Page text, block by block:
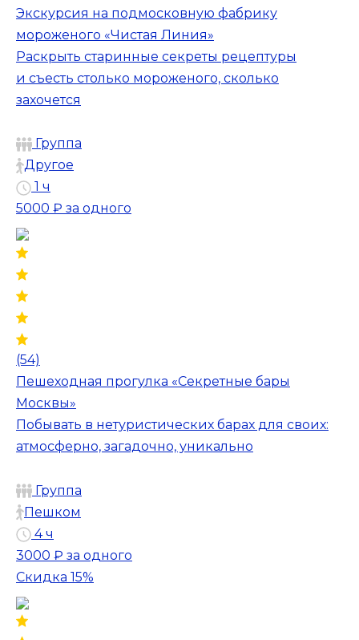
Экскурсия на подмосковную фабрику
мороженого «Чистая Линия»
Раскрыть старинные секреты рецептуры
и съесть столько мороженого, сколько
захочется
Группа
Другое
1 ч
5000 ₽ за одного
(54)
Пешеходная прогулка «Секретные бары
Москвы»
Побывать в нетуристических барах для своих:
атмосферно, загадочно, уникально
Группа
Пешком
4 ч
3000 ₽ за одного
Скидка 15%